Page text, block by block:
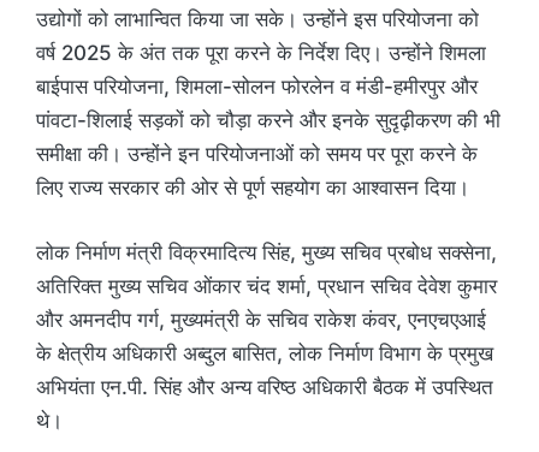
उद्योगों को लाभान्वित किया जा सके। उन्होंने इस परियोजना को
वर्ष 2025 के अंत तक पूरा करने के निर्देश दिए। उन्होंने शिमला
बाईपास परियोजना, शिमला-सोलन फोरलेन व मंडी-हमीरपुर और
पांवटा-शिलाई सड़कों को चौड़ा करने और इनके सुदृढ़ीकरण की भी
समीक्षा की। उन्होंने इन परियोजनाओं को समय पर पूरा करने के
लिए राज्य सरकार की ओर से पूर्ण सहयोग का आश्वासन दिया।
लोक निर्माण मंत्री विक्रमादित्य सिंह, मुख्य सचिव प्रबोध सक्सेना,
अतिरिक्त मुख्य सचिव ओंकार चंद शर्मा, प्रधान सचिव देवेश कुमार
और अमनदीप गर्ग, मुख्यमंत्री के सचिव राकेश कंवर, एनएचएआई
के क्षेत्रीय अधिकारी अब्दुल बासित, लोक निर्माण विभाग के प्रमुख
अभियंता एन.पी. सिंह और अन्य वरिष्ठ अधिकारी बैठक में उपस्थित
थे।